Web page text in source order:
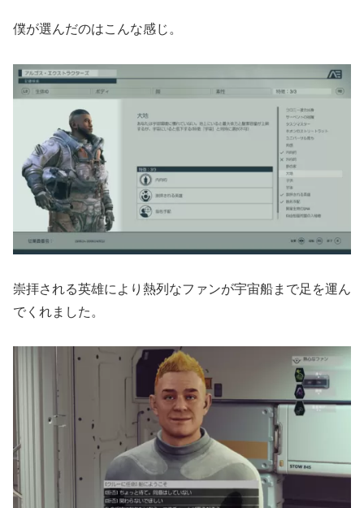
僕が選んだのはこんな感じ。
崇拝される英雄により熱列なファンが宇宙船まで足を運ん
でくれました。